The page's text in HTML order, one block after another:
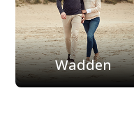
Wadden